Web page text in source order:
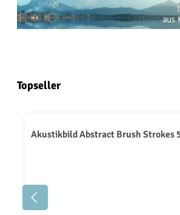
Produktgalerie überspringen
Topseller
Akustikbild Abstract Brush Strokes 58